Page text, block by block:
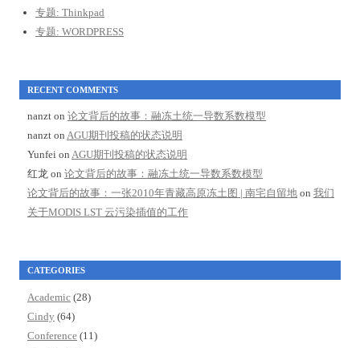
专题: Thinkpad
专题: WORDPRESS
RECENT COMMENTS
nanzt on 论文背后的故事：融冻土统一导数系数模型
nanzt on AGU期刊投稿的状态说明
Yunfei on AGU期刊投稿的状态说明
红龙 on 论文背后的故事：融冻土统一导数系数模型
论文背后的故事：一张2010年青藏高原冻土图 | 南宅自留地 on 我们
关于MODIS LST 云污染插值的工作
CATEGORIES
Academic (28)
Cindy (64)
Conference (11)